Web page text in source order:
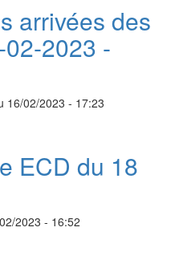
arrivées des
2023 -
16/02/2023 - 17:23
ECD du 18
2023 - 16:52